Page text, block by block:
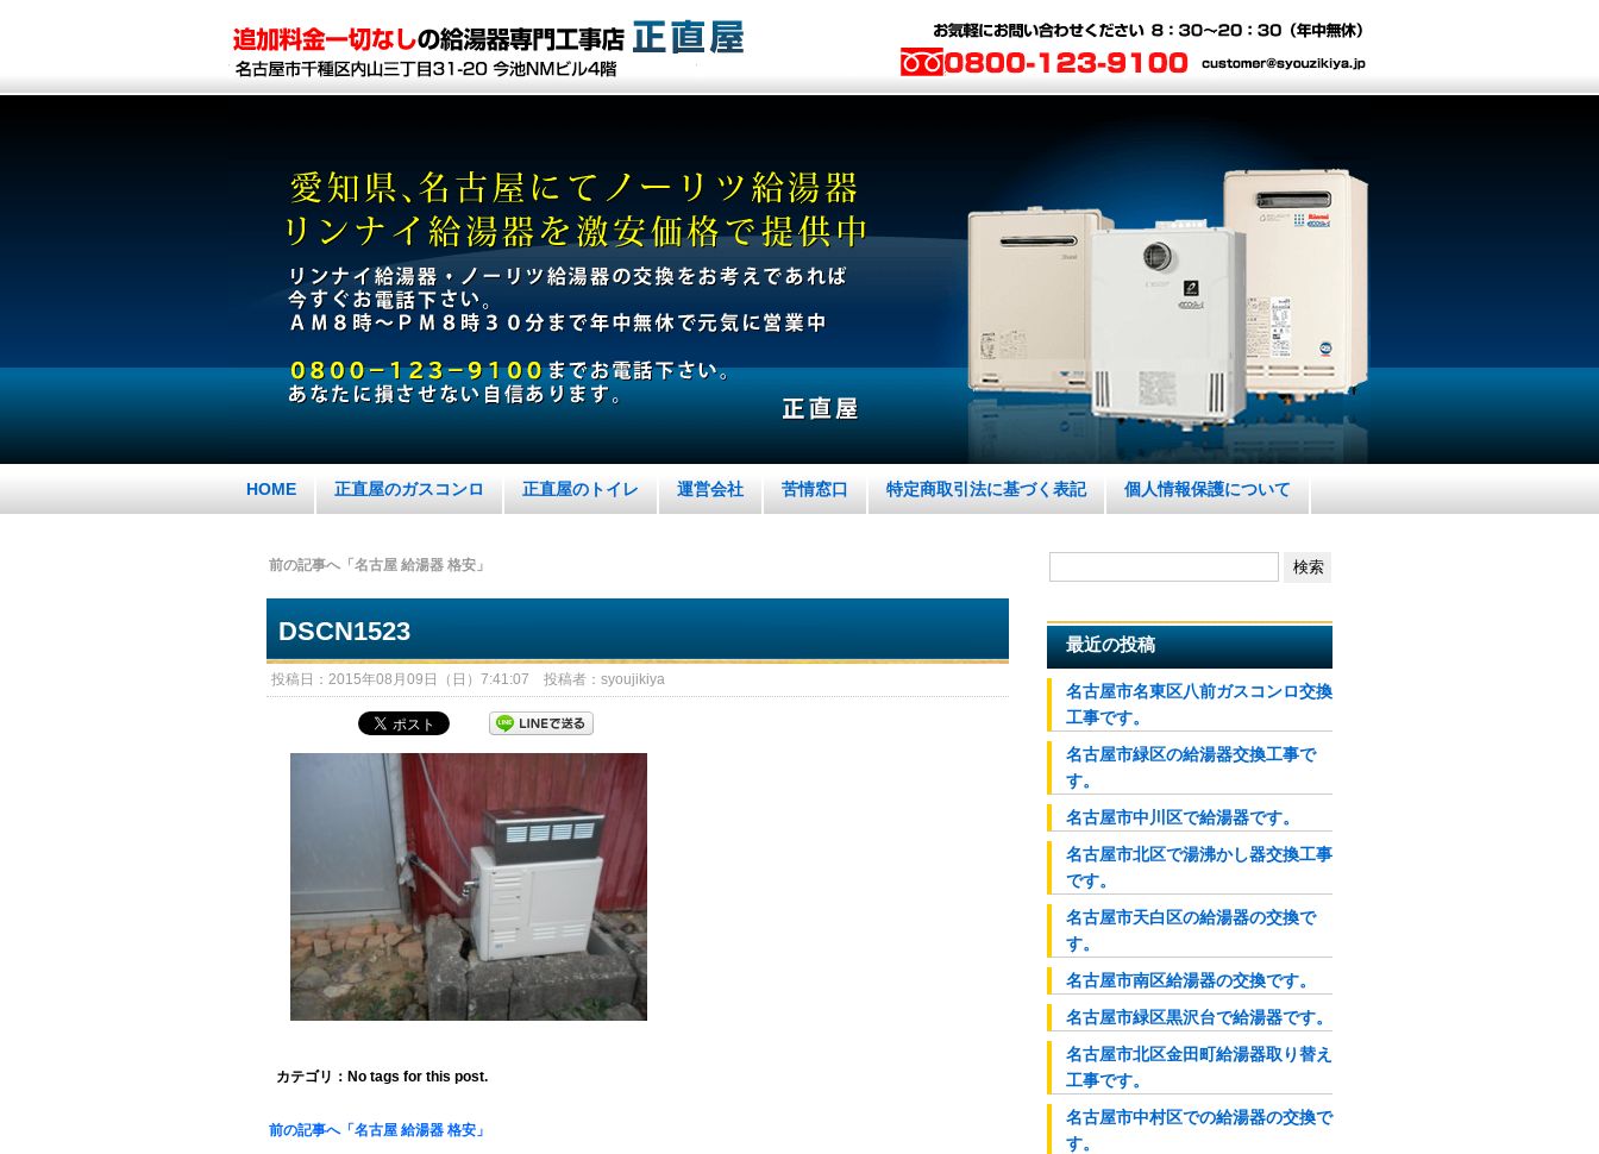
HOME 正直屋のガスコンロ 正直屋のトイレ 運営会社 苦情窓口 特定商取引法に基づく表記 個人情報保護について
前の記事へ「名古屋 給湯器 格安」
DSCN1523
投稿日：2015年08月09日（日）7:41:07 投稿者：syoujikiya
カテゴリ：No tags for this post.
前の記事へ「名古屋 給湯器 格安」
最近の投稿
名古屋市名東区八前ガスコンロ交換
工事です。
名古屋市緑区の給湯器交換工事で
す。
名古屋市中川区で給湯器です。
名古屋市北区で湯沸かし器交換工事
です。
名古屋市天白区の給湯器の交換で
す。
名古屋市南区給湯器の交換です。
名古屋市緑区黒沢台で給湯器です。
名古屋市北区金田町給湯器取り替え
工事です。
名古屋市中村区での給湯器の交換で
す。